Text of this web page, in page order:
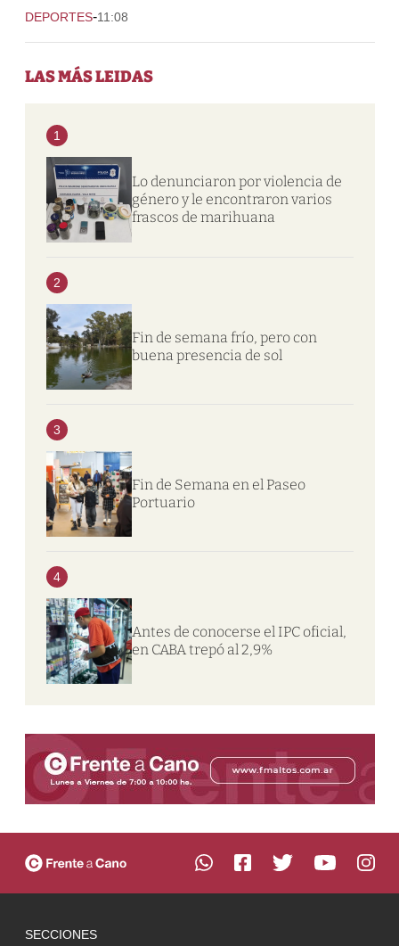
DEPORTES-11:08
LAS MÁS LEIDAS
1
Lo denunciaron por violencia de
género y le encontraron varios
frascos de marihuana
2
Fin de semana frío, pero con
buena presencia de sol
3
Fin de Semana en el Paseo
Portuario
4
Antes de conocerse el IPC oficial,
en CABA trepó al 2,9%
SECCIONES